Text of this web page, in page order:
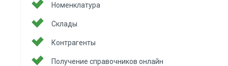
Номенклатура
Склады
Контрагенты
Получение справочников онлайн